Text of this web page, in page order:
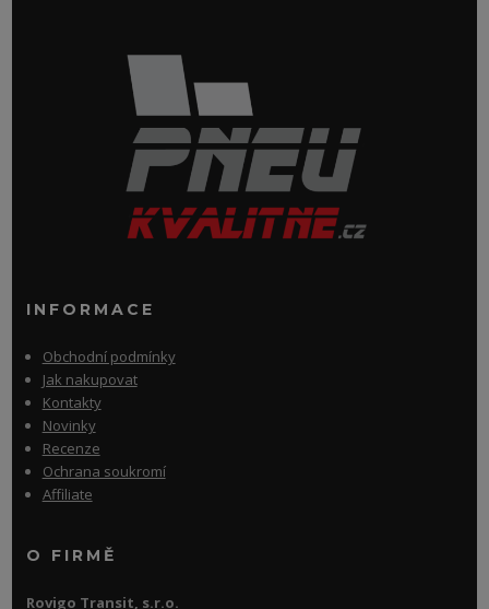
INFORMACE
Obchodní podmínky
Jak nakupovat
Kontakty
Novinky
Recenze
Ochrana soukromí
Affiliate
O FIRMĚ
Rovigo Transit, s.r.o.